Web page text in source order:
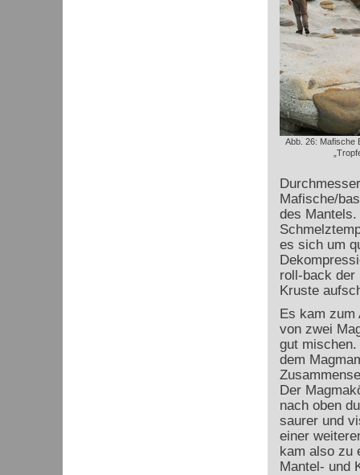
Abb. 26: Mafische
Mafische/
des Mantels.
es sich um
roll-back der
Kruste
Es kam zum
von zwei
gut
dem
Der
nach oben
saurer und
einer
kam also zu
Mantel- und